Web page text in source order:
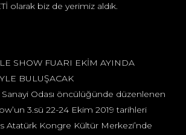
olarak biz de yerimiz aldık.
SHOW FUARI EKİM AYINDA
BULUŞACAK
Sanayi Odası öncülüğünde düzenlenen
3.sü 22-24 Ekim 2019 tarihleri
Atatürk Kongre Kültür Merkezi’nde